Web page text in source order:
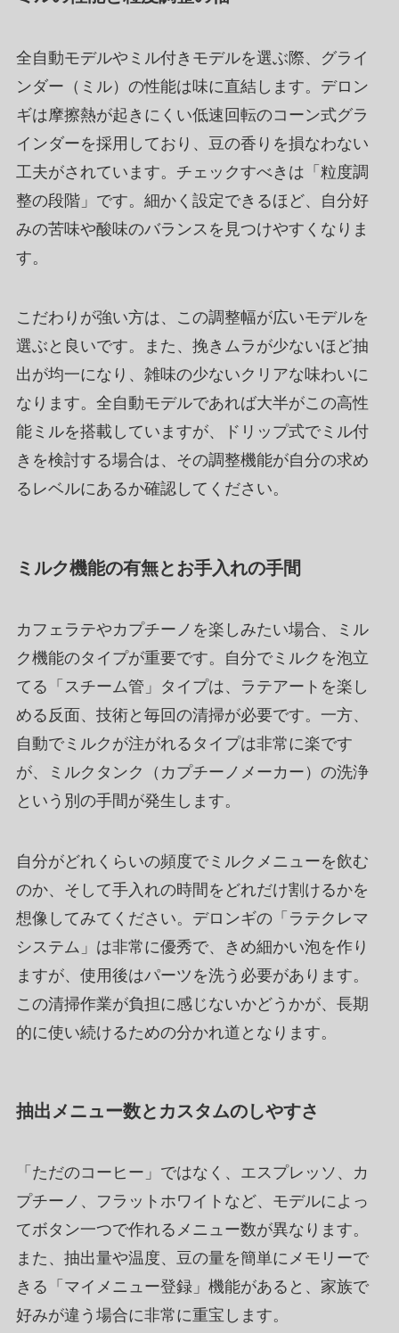
全自動モデルやミル付きモデルを選ぶ際、グライ
ンダー（ミル）の性能は味に直結します。デロン
ギは摩擦熱が起きにくい低速回転のコーン式グラ
インダーを採用しており、豆の香りを損なわない
工夫がされています。チェックすべきは「粒度調
整の段階」です。細かく設定できるほど、自分好
みの苦味や酸味のバランスを見つけやすくなりま
す。
こだわりが強い方は、この調整幅が広いモデルを
選ぶと良いです。また、挽きムラが少ないほど抽
出が均一になり、雑味の少ないクリアな味わいに
なります。全自動モデルであれば大半がこの高性
能ミルを搭載していますが、ドリップ式でミル付
きを検討する場合は、その調整機能が自分の求め
るレベルにあるか確認してください。
ミルク機能の有無とお手入れの手間
カフェラテやカプチーノを楽しみたい場合、ミル
ク機能のタイプが重要です。自分でミルクを泡立
てる「スチーム管」タイプは、ラテアートを楽し
める反面、技術と毎回の清掃が必要です。一方、
自動でミルクが注がれるタイプは非常に楽です
が、ミルクタンク（カプチーノメーカー）の洗浄
という別の手間が発生します。
自分がどれくらいの頻度でミルクメニューを飲む
のか、そして手入れの時間をどれだけ割けるかを
想像してみてください。デロンギの「ラテクレマ
システム」は非常に優秀で、きめ細かい泡を作り
ますが、使用後はパーツを洗う必要があります。
この清掃作業が負担に感じないかどうかが、長期
的に使い続けるための分かれ道となります。
抽出メニュー数とカスタムのしやすさ
「ただのコーヒー」ではなく、エスプレッソ、カ
プチーノ、フラットホワイトなど、モデルによっ
てボタン一つで作れるメニュー数が異なります。
また、抽出量や温度、豆の量を簡単にメモリーで
きる「マイメニュー登録」機能があると、家族で
好みが違う場合に非常に重宝します。